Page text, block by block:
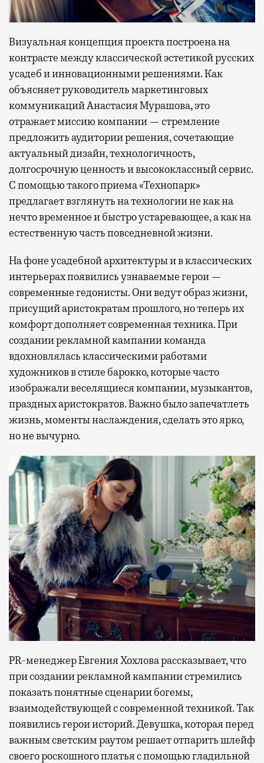
Визуальная концепция проекта построена на
контрасте между классической эстетикой русских
усадеб и инновационными решениями. Как
объясняет руководитель маркетинговых
коммуникаций Анастасия Мурашова, это
отражает миссию компании — стремление
предложить аудитории решения, сочетающие
актуальный дизайн, технологичность,
долгосрочную ценность и высококлассный сервис.
С помощью такого приема «Технопарк»
предлагает взглянуть на технологии не как на
нечто временное и быстро устаревающее, а как на
естественную часть повседневной жизни.
На фоне усадебной архитектуры и в классических
интерьерах появились узнаваемые герои —
современные гедонисты. Они ведут образ жизни,
присущий аристократам прошлого, но теперь их
комфорт дополняет современная техника. При
создании рекламной кампании команда
вдохновлялась классическими работами
художников в стиле барокко, которые часто
изображали веселящиеся компании, музыкантов,
праздных аристократов. Важно было запечатлеть
жизнь, моменты наслаждения, сделать это ярко,
но не вычурно.
PR-менеджер Евгения Хохлова рассказывает, что
при создании рекламной кампании стремились
показать понятные сценарии богемы,
взаимодействующей с современной техникой. Так
появились герои историй. Девушка, которая перед
важным светским раутом решает отпарить шлейф
своего роскошного платья с помощью гладильной